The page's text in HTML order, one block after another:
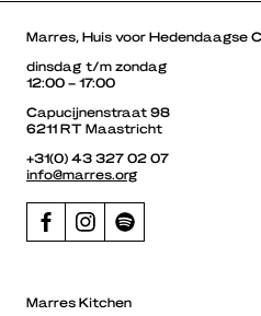
Marres, Huis voor Hedendaagse
dinsdag t/m zondag
12:00 – 17:00
Capucijnenstraat 98
6211 RT Maastricht
+31(0) 43 327 02 07
info@marres.org
Marres Kitchen